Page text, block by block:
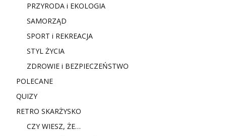
PRZYRODA i EKOLOGIA
SAMORZĄD
SPORT i REKREACJA
STYL ŻYCIA
ZDROWIE i BEZPIECZEŃSTWO
POLECANE
QUIZY
RETRO SKARŻYSKO
CZY WIESZ, ŻE…